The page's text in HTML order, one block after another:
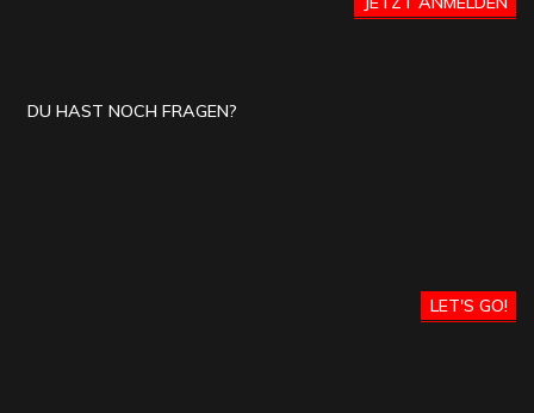
DU HAST NOCH FRAGEN?
LET'S GO!